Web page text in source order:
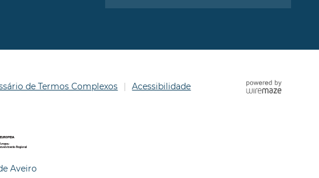
de Termos Complexos Acessibilidade
Aveiro